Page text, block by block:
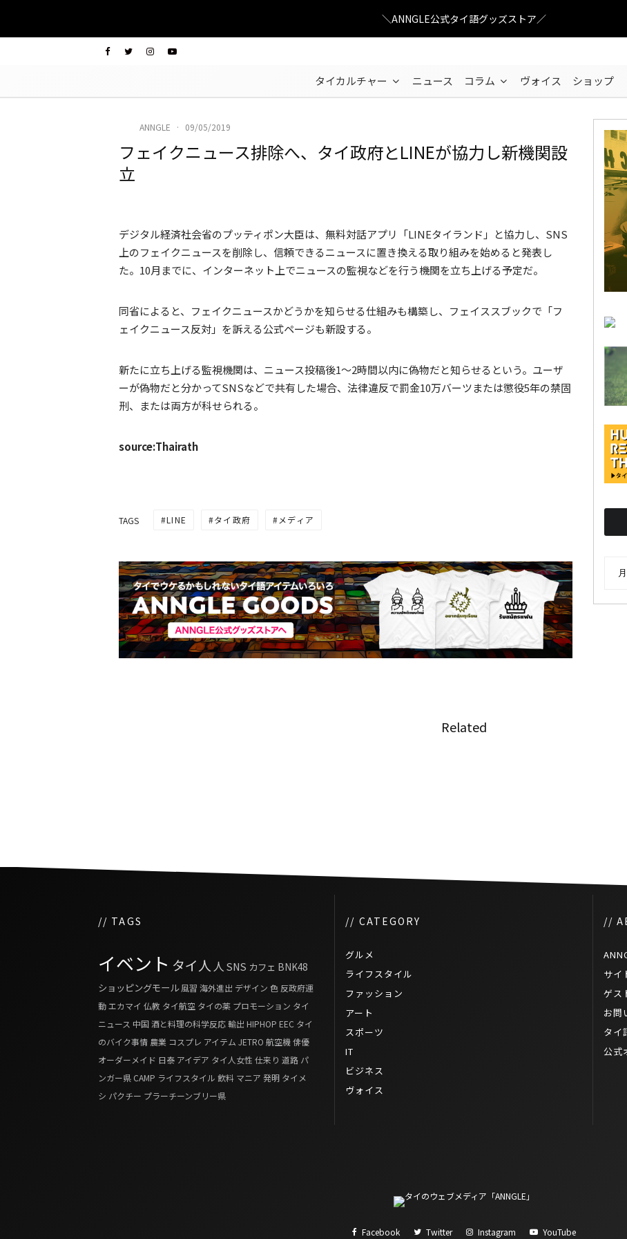
＼ANNGLE公式タイ語グッズストア／
タイカルチャー ニュース コラム ヴォイス ショップ
ANNGLE · 09/05/2019
フェイクニュース排除へ、タイ政府とLINEが協力し新機関設
立
デジタル経済社会省のプッティポン大臣は、無料対話アプリ「LINEタイランド」と協力し、SNS
上のフェイクニュースを削除し、信頼できるニュースに置き換える取り組みを始めると発表し
た。10月までに、インターネット上でニュースの監視などを行う機関を立ち上げる予定だ。
同省によると、フェイクニュースかどうかを知らせる仕組みも構築し、フェイススブックで「フ
ェイクニュース反対」を訴える公式ページも新設する。
新たに立ち上げる監視機関は、ニュース投稿後1～2時間以内に偽物だと知らせるという。ユーザ
ーが偽物だと分かってSNSなどで共有した場合、法律違反で罰金10万バーツまたは懲役5年の禁固
刑、または両方が科せられる。
source:Thairath
TAGS LINE タイ政府 メディア
Related
// TAGS
イベント タイ人 人SNS カフェ BNK48
ショッピングモール 風習 海外進出 デザイン 色 反政府運
動エカマイ 仏教 タイ航空 タイの薬 プロモーション タイ
ニュース 中国酒と料理の科学反応輸出 HIPHOP EEC タイ
のバイク事情 農業 コスプレ アイテム JETRO 航空機俳優
オーダーメイド 日泰 アイデア タイ人女性 仕来り 道路 パ
ンガー県 CAMP ライフスタイル 飲料 マニア 発明 タイメ
シ パクチー プラーチーンブリー県
// CATEGORY
グルメ
ライフスタイル
ファッション
アート
スポーツ
IT
ビジネス
ヴォイス
//
サイ
ゲス
お問
タイ
公式
Facebook Twitter Instagram YouTube